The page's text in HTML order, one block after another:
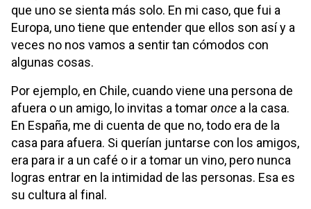
que uno se sienta más solo. En mi caso, que fui a
Europa, uno tiene que entender que ellos son así y a
veces no nos vamos a sentir tan cómodos con
algunas cosas.
Por ejemplo, en Chile, cuando viene una persona de
afuera o un amigo, lo invitas a tomaronce a la casa.
En España, me di cuenta de que no, todo era de la
casa para afuera. Si querían juntarse con los amigos,
era para ir a un café o ir a tomar un vino, pero nunca
logras entrar en la intimidad de las personas. Esa es
su cultura al final.